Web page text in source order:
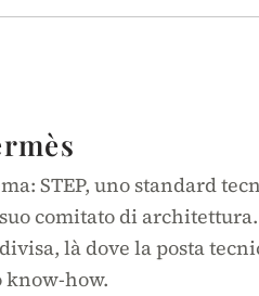
STEP, uno standard
comitato di
là dove la posta
know-how.